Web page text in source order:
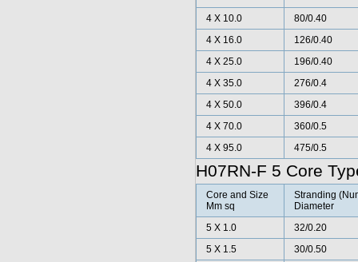
4 X 10.0
80/0.40
4 X 16.0
126/0.40
4 X 25.0
196/0.40
4 X 35.0
276/0.4
4 X 50.0
396/0.4
4 X 70.0
360/0.5
4 X 95.0
475/0.5
H07RN-F 5 Core
Core and Size
Mm sq
Stranding
Diameter
5 X 1.0
32/0.20
5 X 1.5
30/0.50